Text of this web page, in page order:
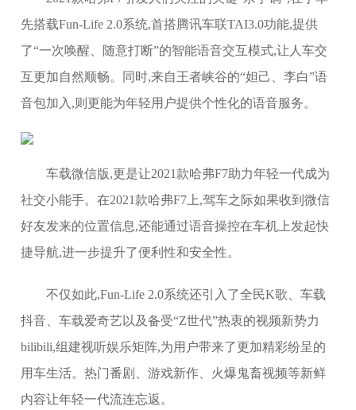
先搭载Fun-Life 2.0系统,首搭腾讯车联TAI3.0功能,提供
了“一次唤醒、随意打断”的智能语音交互模式,让人车交
互更加自然顺畅。同时,来自王者峡谷的“妲己、李白”语
音包加入,则更能为年轻用户提供个性化的语音服务。
车载微信版,更是让2021款哈弗F7助力年轻一代成为
社交小能手。在2021款哈弗F7上,驾车之际如果收到微信
好友发来的位置信息,还能通过语音操控在车机上发起快
捷导航,进一步提升了便利性和安全性。
不仅如此,Fun-Life 2.0系统还引入了全民K歌、车载
抖音、车载爱奇艺以及备受“Z世代”热衷的视频新势力
bilibili,组建视听娱乐矩阵,为用户带来了更加精彩纷呈的
用车生活。热门番剧、游戏新作、火爆鬼畜视频等新鲜
内容让年轻一代流连忘返。